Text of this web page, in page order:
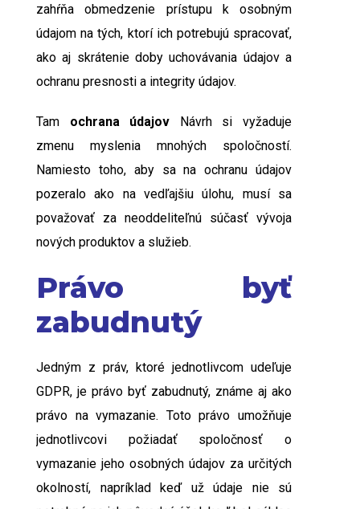
zahŕňa obmedzenie prístupu k osobným
údajom na tých, ktorí ich potrebujú spracovať,
ako aj skrátenie doby uchovávania údajov a
ochranu presnosti a integrity údajov.
Tam ochrana údajov
Návrh si vyžaduje
zmenu myslenia mnohých spoločností.
Namiesto toho, aby sa na ochranu údajov
pozeralo ako na vedľajšiu úlohu, musí sa
považovať za neoddeliteľnú súčasť vývoja
nových produktov a služieb.
Právo byť
zabudnutý
Jedným z práv, ktoré jednotlivcom udeľuje
GDPR, je právo byť zabudnutý, známe aj ako
právo na vymazanie. Toto právo umožňuje
jednotlivcovi požiadať spoločnosť o
vymazanie jeho osobných údajov za určitých
okolností, napríklad keď už údaje nie sú